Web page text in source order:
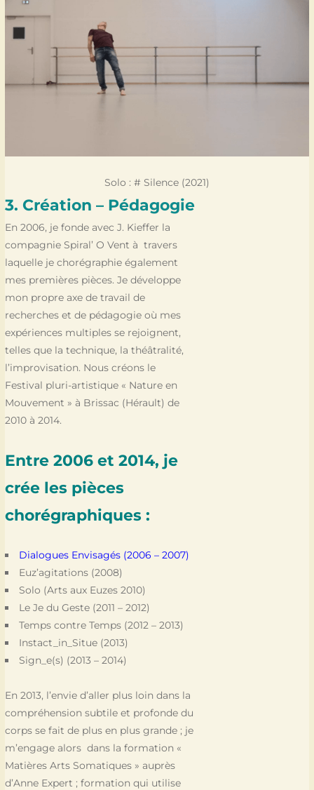
Solo : # Silence (2021)
3. Création – Pédagogie
En 2006, je fonde avec J. Kieffer la
compagnie Spiral’ O Vent à travers
laquelle je chorégraphie également
mes premières pièces. Je développe
mon propre axe de travail de
recherches et de pédagogie où mes
expériences multiples se rejoignent,
telles que la technique, la théâtralité,
l’improvisation. Nous créons le
Festival pluri-artistique « Nature en
Mouvement » à Brissac (Hérault) de
2010 à 2014.
Entre 2006 et 2014, je
crée les pièces
chorégraphiques :
Dialogues Envisagés (2006 – 2007)
Euz’agitations (2008)
Solo (Arts aux Euzes 2010)
Le Je du Geste (2011 – 2012)
Temps contre Temps (2012 – 2013)
Instact_in_Situe (2013)
Sign_e(s) (2013 – 2014)
En 2013, l’envie d’aller plus loin dans la
compréhension subtile et profonde du
corps se fait de plus en plus grande ; je
m’engage alors dans la formation «
Matières Arts Somatiques » auprès
d’Anne Expert ; formation qui utilise